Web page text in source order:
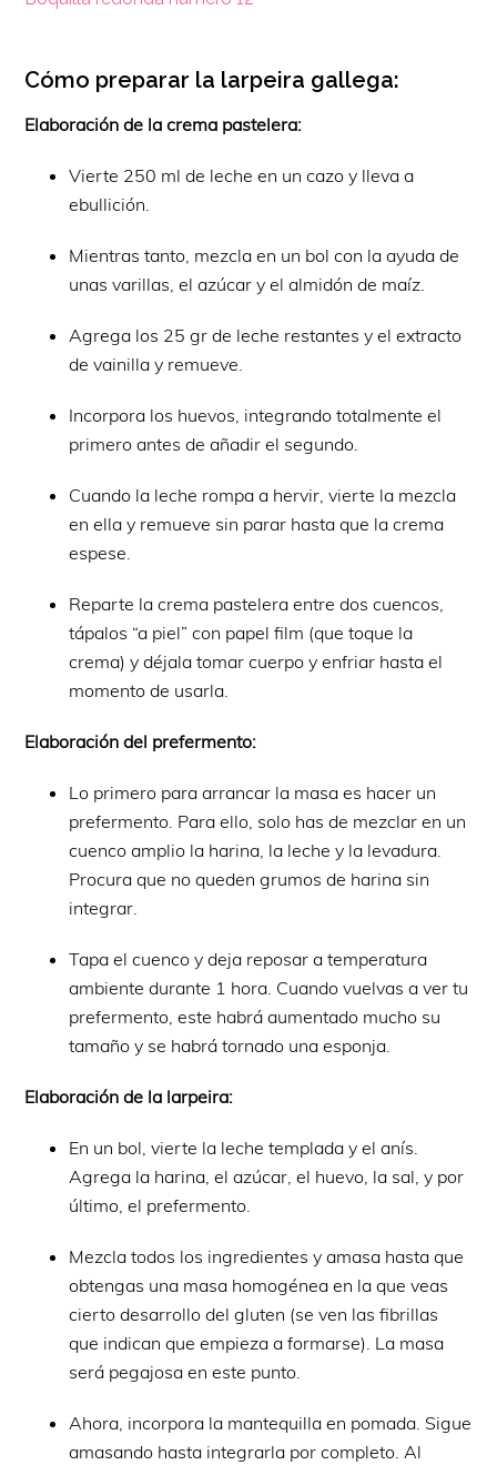
Cómo preparar la larpeira gallega:
Elaboración de la crema pastelera:
Vierte 250 ml de leche en un cazo y lleva a
ebullición.
Mientras tanto, mezcla en un bol con la ayuda de
unas varillas, el azúcar y el almidón de maíz.
Agrega los 25 gr de leche restantes y el extracto
de vainilla y remueve.
Incorpora los huevos, integrando totalmente el
primero antes de añadir el segundo.
Cuando la leche rompa a hervir, vierte la mezcla
en ella y remueve sin parar hasta que la crema
espese.
Reparte la crema pastelera entre dos cuencos,
tápalos “a piel” con papel film (que toque la
crema) y déjala tomar cuerpo y enfriar hasta el
momento de usarla.
Elaboración del prefermento:
Lo primero para arrancar la masa es hacer un
prefermento. Para ello, solo has de mezclar en un
cuenco amplio la harina, la leche y la levadura.
Procura que no queden grumos de harina sin
integrar.
Tapa el cuenco y deja reposar a temperatura
ambiente durante 1 hora. Cuando vuelvas a ver tu
prefermento, este habrá aumentado mucho su
tamaño y se habrá tornado una esponja.
Elaboración de la larpeira:
En un bol, vierte la leche templada y el anís.
Agrega la harina, el azúcar, el huevo, la sal, y por
último, el prefermento.
Mezcla todos los ingredientes y amasa hasta que
obtengas una masa homogénea en la que veas
cierto desarrollo del gluten (se ven las fibrillas
que indican que empieza a formarse). La masa
será pegajosa en este punto.
Ahora, incorpora la mantequilla en pomada. Sigue
amasando hasta integrarla por completo. Al